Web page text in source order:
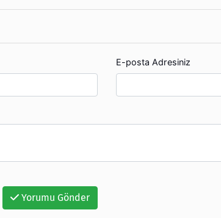
E-posta Adresiniz
Yorumu Gönder